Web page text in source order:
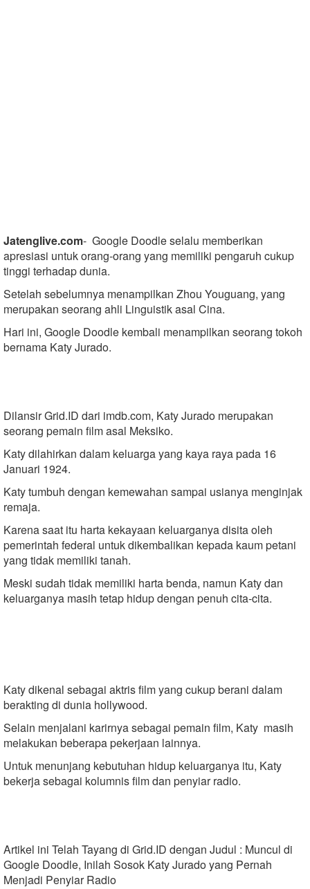
Jatenglive.com- Google Doodle selalu memberikan
apresiasi untuk orang-orang yang memiliki pengaruh cukup
tinggi terhadap dunia.
Setelah sebelumnya menampilkan Zhou Youguang, yang
merupakan seorang ahli Linguistik asal Cina.
Hari ini, Google Doodle kembali menampilkan seorang tokoh
bernama Katy Jurado.
Dilansir Grid.ID dari imdb.com, Katy Jurado merupakan
seorang pemain film asal Meksiko.
Katy dilahirkan dalam keluarga yang kaya raya pada 16
Januari 1924.
Katy tumbuh dengan kemewahan sampai usianya menginjak
remaja.
Karena saat itu harta kekayaan keluarganya disita oleh
pemerintah federal untuk dikembalikan kepada kaum petani
yang tidak memiliki tanah.
Meski sudah tidak memiliki harta benda, namun Katy dan
keluarganya masih tetap hidup dengan penuh cita-cita.
Katy dikenal sebagai aktris film yang cukup berani dalam
berakting di dunia hollywood.
Selain menjalani karirnya sebagai pemain film, Katy masih
melakukan beberapa pekerjaan lainnya.
Untuk menunjang kebutuhan hidup keluarganya itu, Katy
bekerja sebagai kolumnis film dan penyiar radio.
Artikel ini Telah Tayang di Grid.ID dengan Judul : Muncul di
Google Doodle, Inilah Sosok Katy Jurado yang Pernah
Menjadi Penyiar Radio